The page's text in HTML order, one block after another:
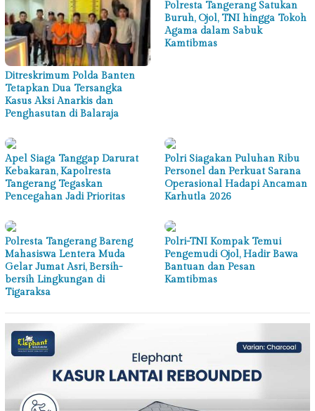
Ditreskrimum Polda Banten
Tetapkan Dua Tersangka
Kasus Aksi Anarkis dan
Penghasutan di Balaraja
Polresta Tangerang Satukan
Buruh, Ojol, TNI hingga Tokoh
Agama dalam Sabuk
Kamtibmas
Apel Siaga Tanggap Darurat
Kebakaran, Kapolresta
Tangerang Tegaskan
Pencegahan Jadi Prioritas
Polri Siagakan Puluhan Ribu
Personel dan Perkuat Sarana
Operasional Hadapi Ancaman
Karhutla 2026
Polresta Tangerang Bareng
Mahasiswa Lentera Muda
Gelar Jumat Asri, Bersih-
bersih Lingkungan di
Tigaraksa
Polri-TNI Kompak Temui
Pengemudi Ojol, Hadir Bawa
Bantuan dan Pesan
Kamtibmas